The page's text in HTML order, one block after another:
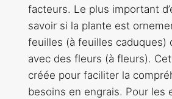
facteurs. Le plus important
savoir si la plante est
feuilles (à feuilles caduques)
avec des fleurs (à fleurs).
créée pour faciliter la
besoins en engrais. Pour les